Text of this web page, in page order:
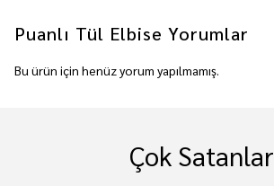
Puanlı Tül Elbise Yorumlar
Bu ürün için henüz yorum yapılmamış.
Çok Satanlar